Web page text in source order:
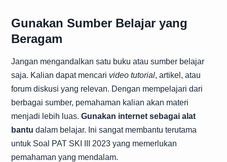
Gunakan Sumber Belajar yang
Beragam
Jangan mengandalkan satu buku atau sumber belajar
saja. Kalian dapat mencari video tutorial, artikel, atau
forum diskusi yang relevan. Dengan mempelajari dari
berbagai sumber, pemahaman kalian akan materi
menjadi lebih luas. Gunakan internet sebagai alat
bantu dalam belajar. Ini sangat membantu terutama
untuk Soal PAT SKI III 2023 yang memerlukan
pemahaman yang mendalam.